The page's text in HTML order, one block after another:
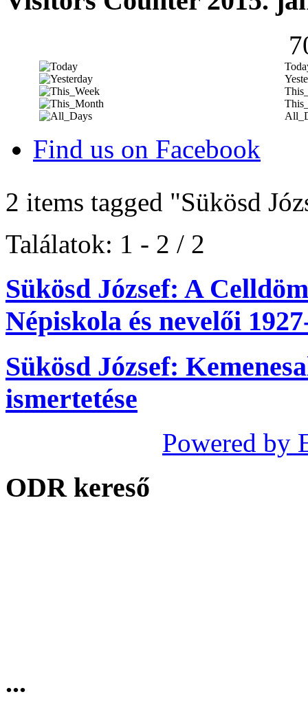
Find us on Facebook
2 items tagged "Sükösd
Találatok: 1 - 2 / 2
Sükösd József: A
Népiskola és nevelői
Sükösd József:
ismertetése
Powered by
ODR kereső
...